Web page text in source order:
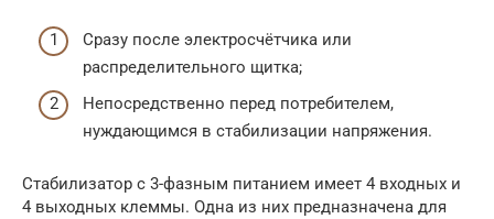
Сразу после электросчётчика или
распределительного щитка;
Непосредственно перед потребителем,
нуждающимся в стабилизации напряжения.
Стабилизатор с 3-фазным питанием имеет 4 входных и
4 выходных клеммы. Одна из них предназначена для